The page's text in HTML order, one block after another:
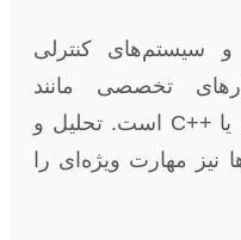
سیستم‌های کنترلی
تخصصی مانند
MATLAB/Simulink، Python، یا ++C است. تحلیل و
نیز مهارت ویژه‌ای را